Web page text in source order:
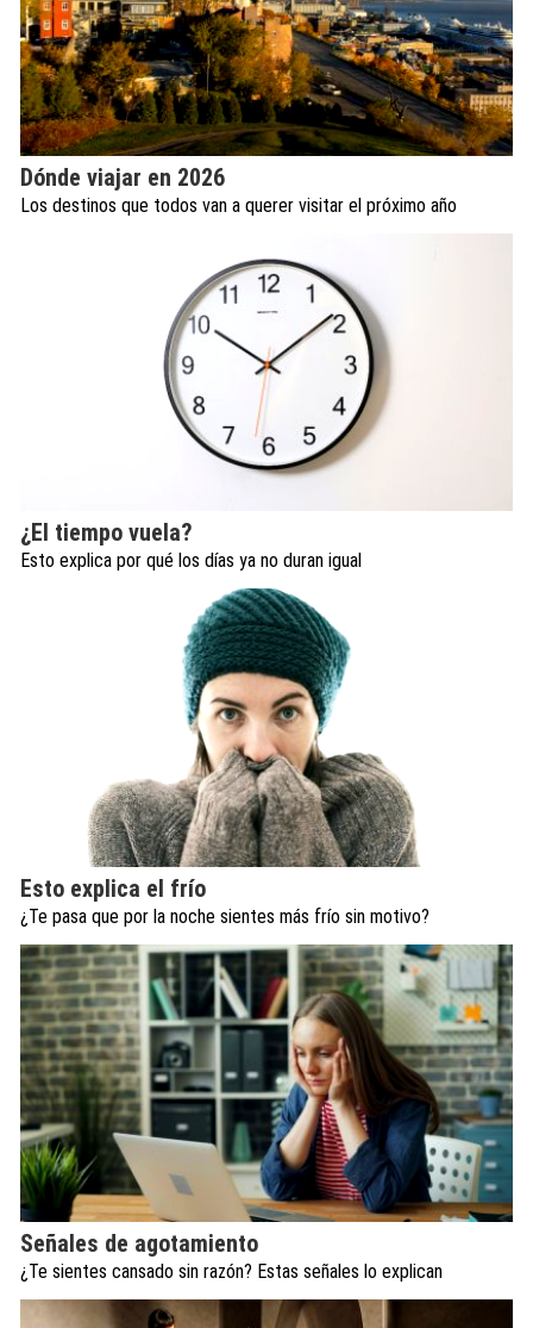
Dónde viajar en 2026
Los destinos que todos van a querer visitar el próximo año
¿El tiempo vuela?
Esto explica por qué los días ya no duran igual
Esto explica el frío
¿Te pasa que por la noche sientes más frío sin motivo?
Señales de agotamiento
¿Te sientes cansado sin razón? Estas señales lo explican